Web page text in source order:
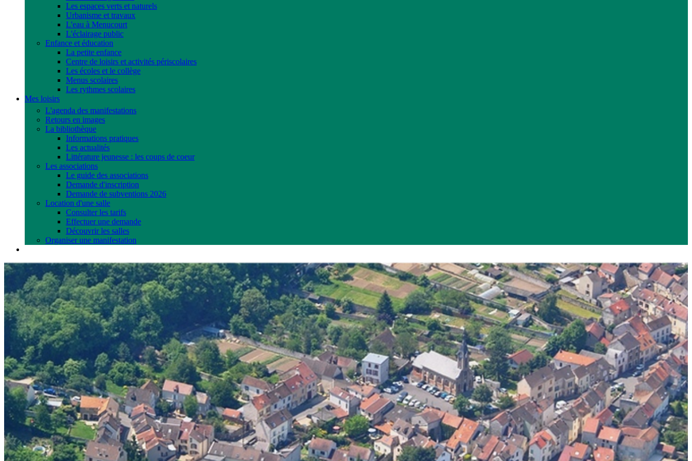
Les espaces verts et naturels
Urbanisme et travaux
L'eau à Menucourt
L'éclairage public
Enfance et éducation
La petite enfance
Centre de loisirs et activités périscolaires
Les écoles et le collège
Menus scolaires
Les rythmes scolaires
Mes loisirs
L'agenda des manifestations
Retours en images
La bibliothèque
Informations pratiques
Les actualités
Littérature jeunesse : les coups de coeur
Les associations
Le guide des associations
Demande d'inscription
Demande de subventions 2026
Location d'une salle
Consulter les tarifs
Effectuer une demande
Découvrir les salles
Organiser une manifestation